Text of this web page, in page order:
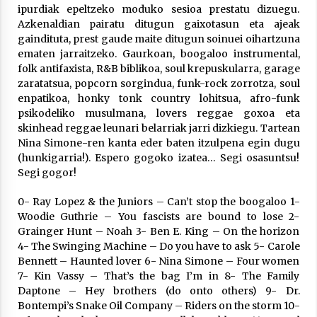
Arrosa sareko IX. topaketak!
2021/10/13
Azaroak 6 Iurretan Arrosa sarearen
IX. topaketak
2021/10/04
Segura irratian Arrosaren 20 urteez
2021/07/22
Arrosari buruzko erreportaia
2021/07/16
ipurdiak epeltzeko moduko sesioa prestatu dizuegu.
Azkenaldian pairatu ditugun gaixotasun eta ajeak
gaindituta, prest gaude maite ditugun soinuei oihartzuna
ematen jarraitzeko. Gaurkoan, boogaloo instrumental,
folk antifaxista, R&B biblikoa, soul krepuskularra, garage
zaratatsua, popcorn sorgindua, funk-rock zorrotza, soul
enpatikoa, honky tonk country lohitsua, afro-funk
psikodeliko musulmana, lovers reggae goxoa eta
skinhead reggae leunari belarriak jarri dizkiegu. Tartean
Nina Simone-ren kanta eder baten itzulpena egin dugu
(hunkigarria!). Espero gogoko izatea… Segi osasuntsu!
Segi gogor!
0- Ray Lopez & the Juniors – Can’t stop the boogaloo 1-
Woodie Guthrie – You fascists are bound to lose 2-
Grainger Hunt – Noah 3- Ben E. King – On the horizon
4- The Swinging Machine – Do you have to ask 5- Carole
Bennett – Haunted lover 6- Nina Simone – Four women
7- Kin Vassy – That’s the bag I’m in 8- The Family
Daptone – Hey brothers (do onto others) 9- Dr.
Bontempi’s Snake Oil Company – Riders on the storm 10-